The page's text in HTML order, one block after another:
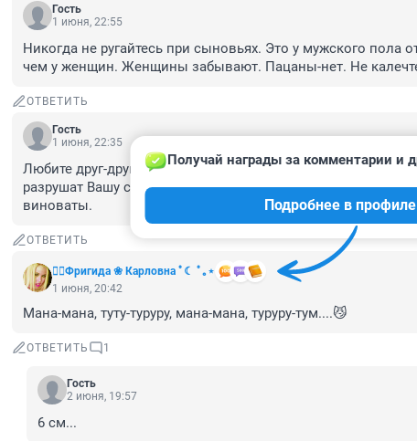
Гость
1 июня, 22:55
Никогда не ругайтесь при сыновьях. Это у мужского пола
чем у женщин. Женщины забывают. Пацаны-нет. Не
ОТВЕТИТЬ
Гость
1 июня, 22:35
Любите друг-друга и не пускайте родственников в семью.
разрушат Вашу семью. А после развода Вашей семьи
виноваты.
ОТВЕТИТЬ
❤️‍🔥Фригида ❀ Карловна ﾟ☾ ﾟ｡⋆
Получай награды за комментарии и
Подробнее в профиле
1 июня, 20:42
Мана-мана, туту-туруру, мана-мана, туруру-тум....😼
ОТВЕТИТЬ 1
Гость
2 июня, 19:57
6 см...